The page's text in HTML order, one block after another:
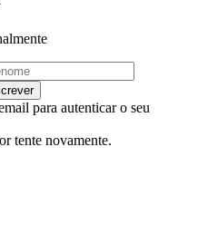
para autenticar o seu
tente novamente.